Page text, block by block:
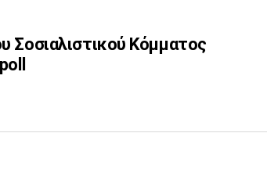
Σοσιαλιστικού Κόμματος